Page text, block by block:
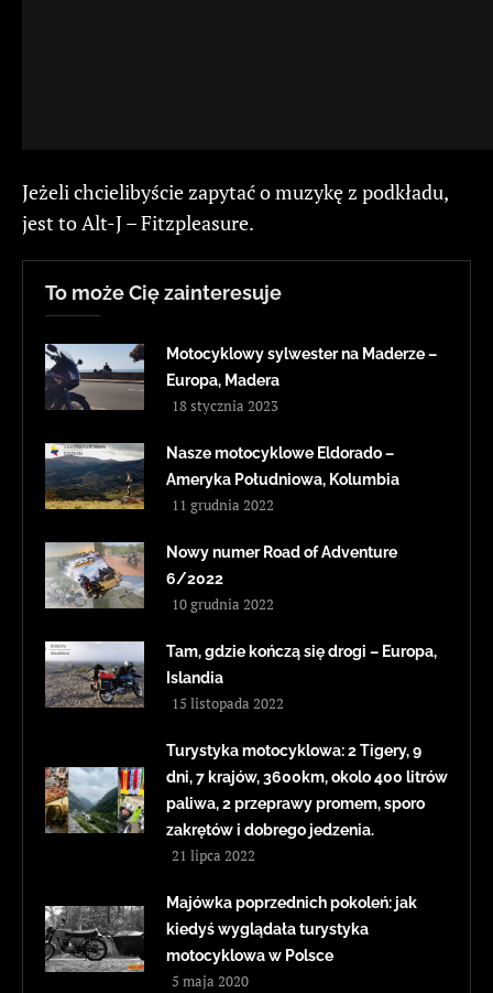
Jeżeli chcielibyście zapytać o muzykę z podkładu,
jest to Alt-J – Fitzpleasure.
To może Cię zainteresuje
Motocyklowy sylwester na Maderze –
Europa, Madera
18 stycznia 2023
Nasze motocyklowe Eldorado –
Ameryka Południowa, Kolumbia
11 grudnia 2022
Nowy numer Road of Adventure
6/2022
10 grudnia 2022
Tam, gdzie kończą się drogi – Europa,
Islandia
15 listopada 2022
Turystyka motocyklowa: 2 Tigery, 9
dni, 7 krajów, 3600km, okolo 400 litrów
paliwa, 2 przeprawy promem, sporo
zakrętów i dobrego jedzenia.
21 lipca 2022
Majówka poprzednich pokoleń: jak
kiedyś wyglądała turystyka
motocyklowa w Polsce
5 maja 2020